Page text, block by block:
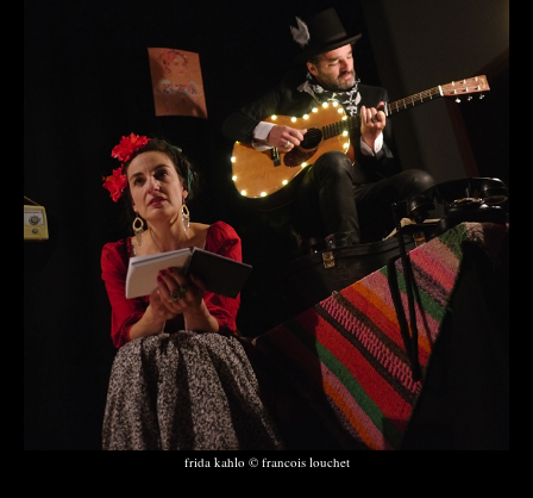
frida kahlo © francois louchet